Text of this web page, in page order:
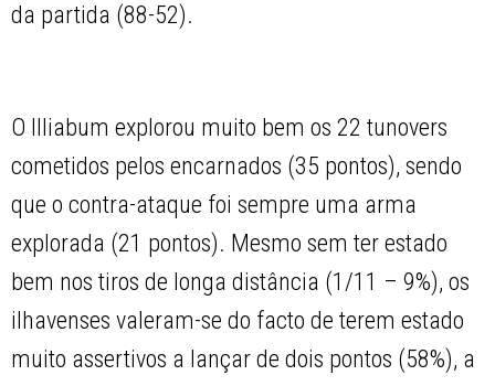
da partida (88-52).
O Illiabum explorou muito bem os 22 tunovers
cometidos pelos encarnados (35 pontos), sendo
que o contra-ataque foi sempre uma arma
explorada (21 pontos). Mesmo sem ter estado
bem nos tiros de longa distância (1/11 – 9%), os
ilhavenses valeram-se do facto de terem estado
muito assertivos a lançar de dois pontos (58%), a